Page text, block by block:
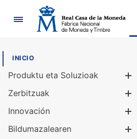
Nabigazioa
INICIO
Produktu eta Soluzioak
Zerbitzuak
Innovación
Bildumazalearen